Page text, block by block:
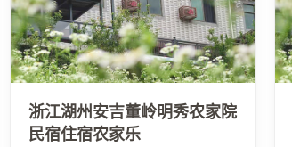
浙江湖州安吉董岭明秀农家院
民宿住宿农家乐